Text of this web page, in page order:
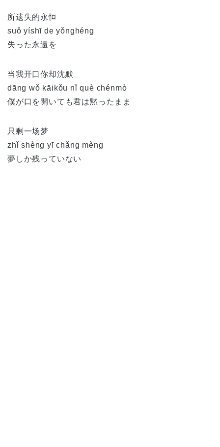
所遗失的永恒
suǒ yíshī de yǒnghéng
失った永遠を
当我开口你却沈默
dāng wǒ kāikǒu nǐ què chénmò
僕が口を開いても君は黙ったまま
只剩一场梦
zhǐ shèng yī chǎng mèng
夢しか残っていない